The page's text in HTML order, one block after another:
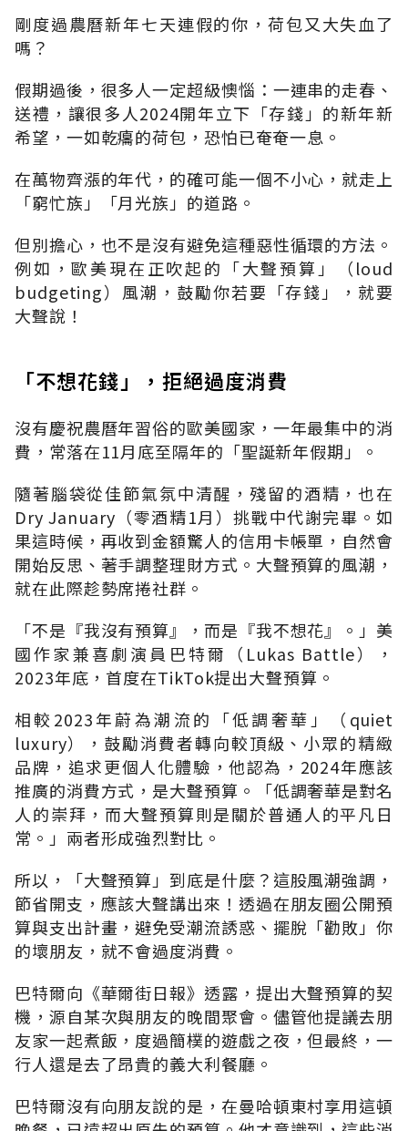
剛度過農曆新年七天連假的你，荷包又大失血了
嗎？
假期過後，很多人一定超級懊惱：一連串的走春、
送禮，讓很多人2024開年立下「存錢」的新年新
希望，一如乾癟的荷包，恐怕已奄奄一息。
在萬物齊漲的年代，的確可能一個不小心，就走上
「窮忙族」「月光族」的道路。
但別擔心，也不是沒有避免這種惡性循環的方法。
例如，歐美現在正吹起的「大聲預算」（loud
budgeting）風潮，鼓勵你若要「存錢」，就要
大聲說！
「不想花錢」，拒絕過度消費
沒有慶祝農曆年習俗的歐美國家，一年最集中的消
費，常落在11月底至隔年的「聖誕新年假期」。
隨著腦袋從佳節氣氛中清醒，殘留的酒精，也在
Dry January （零酒精1月）挑戰中代謝完畢。如
果這時候，再收到金額驚人的信用卡帳單，自然會
開始反思、著手調整理財方式。大聲預算的風潮，
就在此際趁勢席捲社群。
「不是『我沒有預算』，而是『我不想花』。」美
國作家兼喜劇演員巴特爾（ Lukas Battle），
2023年底，首度在TikTok提出大聲預算。
相較 2023年蔚為潮流的「低調奢華」（ quiet
luxury），鼓勵消費者轉向較頂級、小眾的精緻
品牌，追求更個人化體驗，他認為， 2024年應該
推廣的消費方式，是大聲預算。「低調奢華是對名
人的崇拜，而大聲預算則是關於普通人的平凡日
常。」兩者形成強烈對比。
所以，「大聲預算」到底是什麼？這股風潮強調，
節省開支，應該大聲講出來！透過在朋友圈公開預
算與支出計畫，避免受潮流誘惑、擺脫「勸敗」你
的壞朋友，就不會過度消費。
巴特爾向《華爾街日報》透露，提出大聲預算的契
機，源自某次與朋友的晚間聚會。儘管他提議去朋
友家一起煮飯，度過簡樸的遊戲之夜，但最終，一
行人還是去了昂貴的義大利餐廳。
巴特爾沒有向朋友說的是，在曼哈頓東村享用這頓